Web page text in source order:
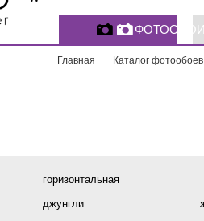
Главная Каталог фотообоев
горизонтальная
джунгли